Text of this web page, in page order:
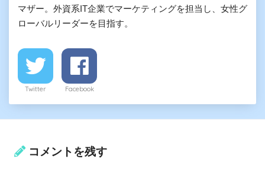
マザー。外資系IT企業でマーケティングを担当し、女性グ
ローバルリーダーを目指す。
Twitter Facebook
コメントを残す